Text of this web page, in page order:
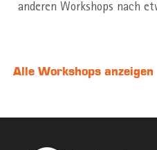
anderen Workshops nach
Alle Workshops anzeigen